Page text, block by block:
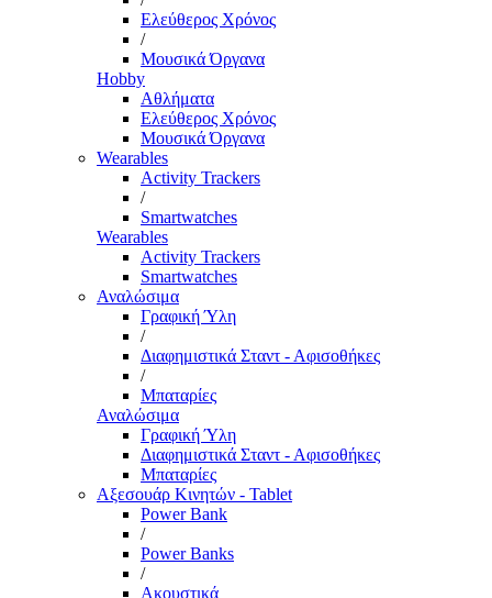
Ελεύθερος Χρόνος
/
Μουσικά Όργανα
Hobby
Αθλήματα
Ελεύθερος Χρόνος
Μουσικά Όργανα
Wearables
Activity Trackers
/
Smartwatches
Wearables
Activity Trackers
Smartwatches
Αναλώσιμα
Γραφική Ύλη
/
Διαφημιστικά Σταντ - Αφισοθήκες
/
Μπαταρίες
Αναλώσιμα
Γραφική Ύλη
Διαφημιστικά Σταντ - Αφισοθήκες
Μπαταρίες
Αξεσουάρ Κινητών - Tablet
Power Bank
/
Power Banks
/
Ακουστικά